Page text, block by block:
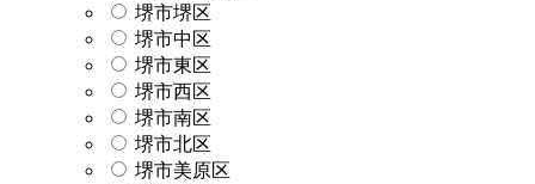
堺市堺区
堺市中区
堺市東区
堺市西区
堺市南区
堺市北区
堺市美原区